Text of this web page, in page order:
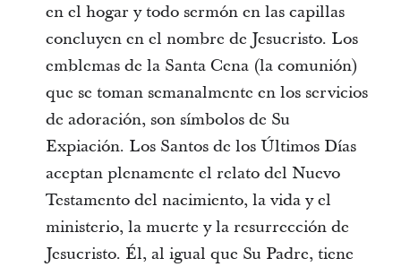
en el hogar y todo sermón en las capillas
concluyen en el nombre de Jesucristo. Los
emblemas de la Santa Cena (la comunión)
que se toman semanalmente en los servicios
de adoración, son símbolos de Su
Expiación. Los Santos de los Últimos Días
aceptan plenamente el relato del Nuevo
Testamento del nacimiento, la vida y el
ministerio, la muerte y la resurrección de
Jesucristo. Él, al igual que Su Padre, tiene